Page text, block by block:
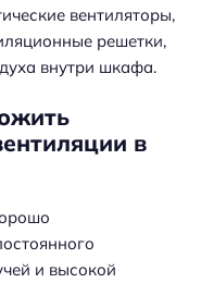
вентиляторы,
решетки,
внутри шкафа.
в
и высокой